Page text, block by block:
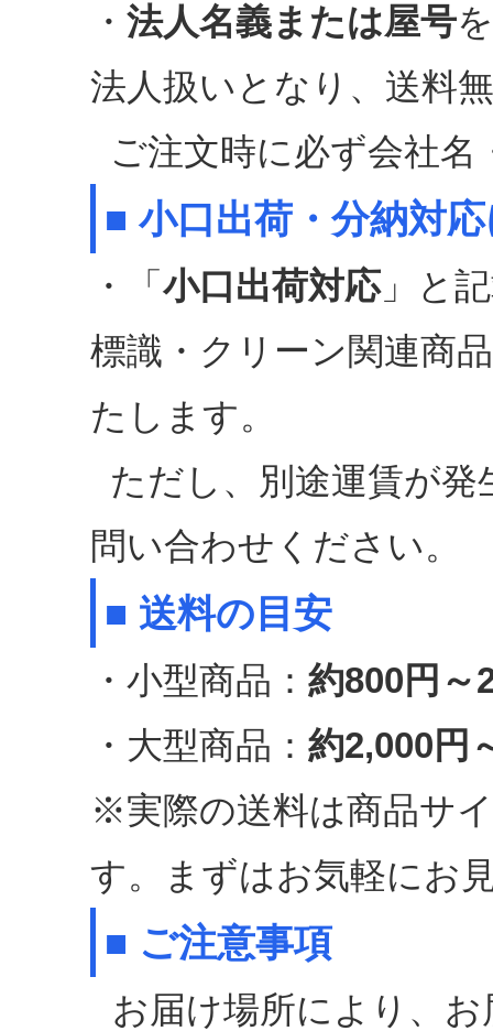
・ 法人名義または屋号
法人扱いとなり、送料
ご注文時に必ず会社
■ 小口出荷・分納対
・「 小口出荷対応」と
標識・クリーン関連商
たします。
ただし、別途運賃が
問い合わせください。
■ 送料の目安
・小型商品： 約800円～
・大型商品： 約2,000円
※実際の送料は商品サ
す。まずはお気軽にお
■ ご注意事項
お届け場所により、